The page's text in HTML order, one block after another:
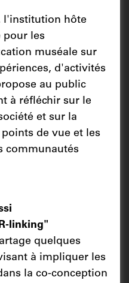
l'institution hôte
pour les
muséale sur
d'activités
au public
à réfléchir sur le
et sur la
de vue et les
communautés
linking"
quelques
à impliquer les
la co-conception